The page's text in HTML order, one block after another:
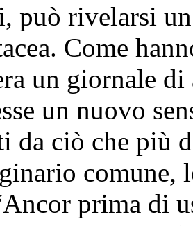
può rivelarsi
Come
un giornale di
un nuovo
da ciò che più
comune,
prima di